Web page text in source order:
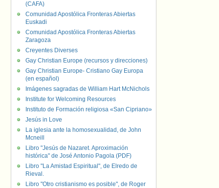
(CAFA)
Comunidad Apostólica Fronteras Abiertas
Euskadi
Comunidad Apostólica Fronteras Abiertas
Zaragoza
Creyentes Diverses
Gay Christian Europe (recursos y direcciones)
Gay Christian Europe- Cristiano Gay Europa
(en español)
Imágenes sagradas de William Hart McNichols
Institute for Welcoming Resources
Instituto de Formación religiosa «San Cipriano»
Jesús in Love
La iglesia ante la homosexualidad, de John
Mcneill
Libro "Jesús de Nazaret. Aproximación
histórica" de José Antonio Pagola (PDF)
Libro "La Amistad Espiritual", de Elredo de
Rieval.
Libro "Otro cristianismo es posible", de Roger